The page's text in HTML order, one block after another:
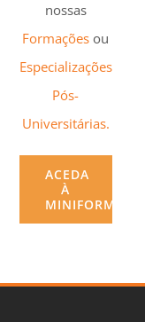
nossas
Formações ou
Especializações
Pós-
Universitárias.
ACEDA
À